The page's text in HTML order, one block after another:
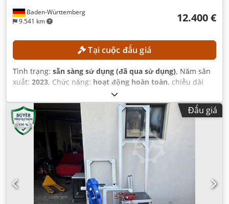
Baden-Württemberg
9.541 km
12.400 €
Tại cuộc đấu giá
Tình trạng: sẵn sàng sử dụng (đã qua sử dụng), Năm sản
xuất: 2023, Chức năng: hoạt động hoàn toàn, chiều dài
, đường kính tiện:
mm, tốc độ trục chính (tối đa):4.500 vòng/phút, mô hình
bộ điều khiển:FANUC CNC Đấu giá